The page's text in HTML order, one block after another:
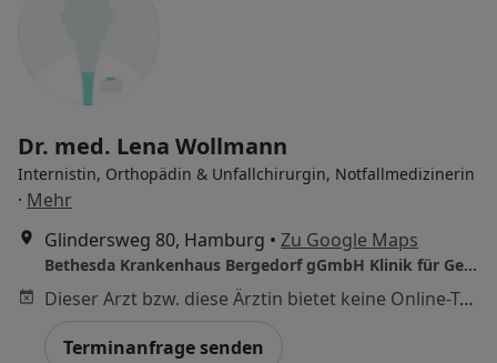
Dr. med. Lena Wollmann
Internistin, Orthopädin & Unfallchirurgin, Notfallmedizinerin
· Mehr
Glindersweg 80, Hamburg • Zu Google Maps
Bethesda Krankenhaus Bergedorf gGmbH Klinik für Geriatrie
Dieser Arzt bzw. diese Ärztin bietet keine Online-Terminbuchung an diesem Standort an.
Terminanfrage senden